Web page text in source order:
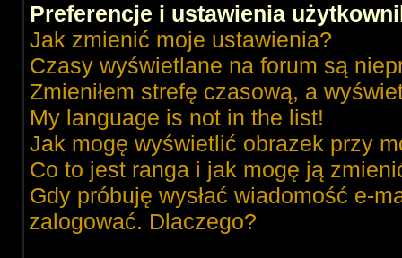
Preferencje i ustawienia
Jak zmienić moje ustawienia?
Czasy wyświetlane na forum są
Zmieniłem strefę czasową, a
My language is not in the list!
Jak mogę wyświetlić obrazek przy
Co to jest ranga i jak mogę ją
Gdy próbuję wysłać wiadomość e-
zalogować. Dlaczego?